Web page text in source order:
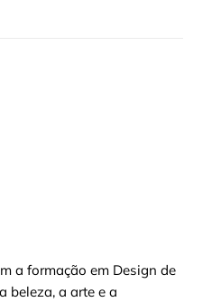
a formação em Design de
beleza, a arte e a